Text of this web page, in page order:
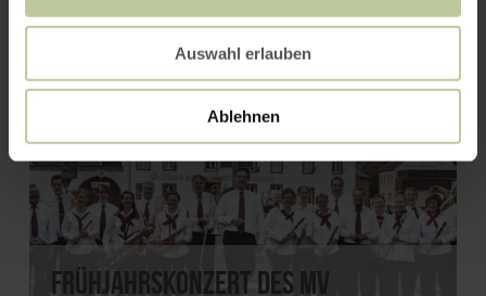
Auswahl erlauben
Ablehnen
Frühjahrskonzert des MV